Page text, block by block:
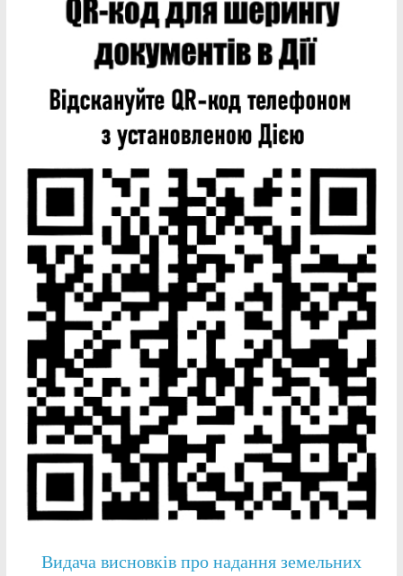
Видача висновків про надання земельних